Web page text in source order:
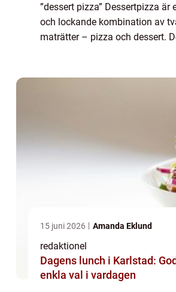
”dessert pizza” Dessertpizza är
och lockande kombination av
maträtter – pizza och dessert.
15 juni 2026 Amanda Eklund
redaktionel
Dagens lunch i Karlstad:
enkla val i vardagen